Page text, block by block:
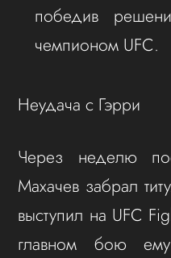
победив
чемпионом UFC.
Неудача с Гэрри
Через неделю
Махачев забрал
выступил на UFC
главном бою